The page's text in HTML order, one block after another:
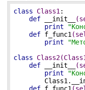
class Class1 :
def
__init__
print
def f_func1
print
class
Class2
def
__init__
print